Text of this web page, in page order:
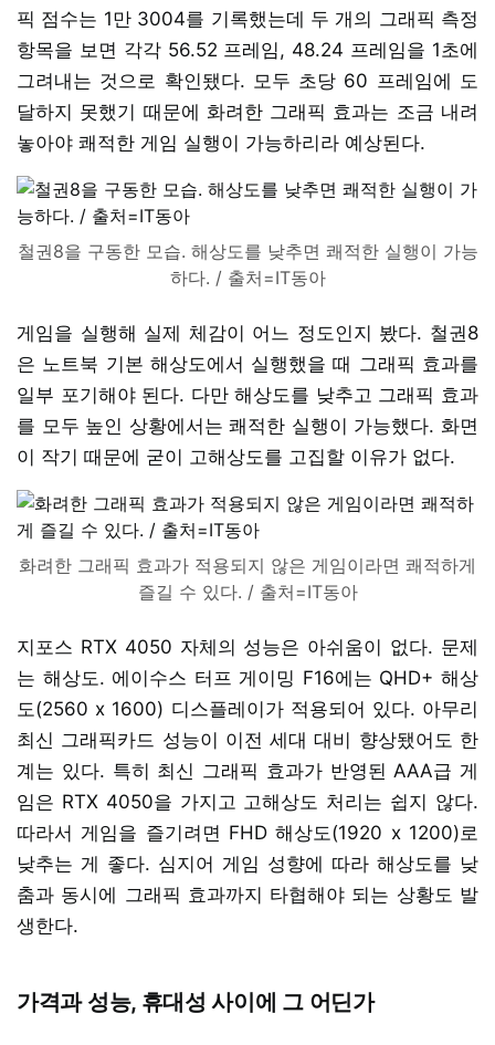
픽 점수는 1만 3004를 기록했는데 두 개의 그래픽 측정
항목을 보면 각각 56.52 프레임, 48.24 프레임을 1초에
그려내는 것으로 확인됐다. 모두 초당 60 프레임에 도
달하지 못했기 때문에 화려한 그래픽 효과는 조금 내려
놓아야 쾌적한 게임 실행이 가능하리라 예상된다.
철권8을 구동한 모습. 해상도를 낮추면 쾌적한 실행이 가능
하다. / 출처=IT동아
게임을 실행해 실제 체감이 어느 정도인지 봤다. 철권8
은 노트북 기본 해상도에서 실행했을 때 그래픽 효과를
일부 포기해야 된다. 다만 해상도를 낮추고 그래픽 효과
를 모두 높인 상황에서는 쾌적한 실행이 가능했다. 화면
이 작기 때문에 굳이 고해상도를 고집할 이유가 없다.
화려한 그래픽 효과가 적용되지 않은 게임이라면 쾌적하게
즐길 수 있다. / 출처=IT동아
지포스 RTX 4050 자체의 성능은 아쉬움이 없다. 문제
는 해상도. 에이수스 터프 게이밍 F16에는 QHD+ 해상
도(2560 x 1600) 디스플레이가 적용되어 있다. 아무리
최신 그래픽카드 성능이 이전 세대 대비 향상됐어도 한
계는 있다. 특히 최신 그래픽 효과가 반영된 AAA급 게
임은 RTX 4050을 가지고 고해상도 처리는 쉽지 않다.
따라서 게임을 즐기려면 FHD 해상도(1920 x 1200)로
낮추는 게 좋다. 심지어 게임 성향에 따라 해상도를 낮
춤과 동시에 그래픽 효과까지 타협해야 되는 상황도 발
생한다.
가격과 성능, 휴대성 사이에 그 어딘가